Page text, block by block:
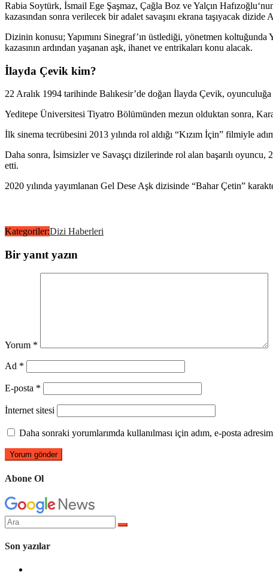
Rabia Soytürk, İsmail Ege Şaşmaz, Çağla Boz ve Yalçın
kazasından sonra verilecek bir adalet savaşını ekrana taşıyacak
Dizinin konusu; Yapımını Sinegraf’ın üstlediği, yönetmen
kazasının ardından yaşanan aşk, ihanet ve entrikaları konu alacak.
İlayda Çevik kim?
22 Aralık 1994 tarihinde Balıkesir’de doğan İlayda Çevik,
Yeditepe Üniversitesi Tiyatro Bölümünden mezun olduktan sonra,
İlk sinema tecrübesini 2013 yılında rol aldığı “Kızım İçin” filmiyle
Daha sonra, İsimsizler ve Savaşçı dizilerinde rol alan başarılı
etti.
2020 yılında yayımlanan Gel Dese Aşk dizisinde “Bahar Çetin”
Kategoriler:Dizi Haberleri
Bir yanıt yazın
Yorum *
Ad *
E-posta *
İnternet sitesi
Daha sonraki yorumlarımda kullanılması için adım, e-posta
Abone Ol
Arama
yap:
Son yazılar